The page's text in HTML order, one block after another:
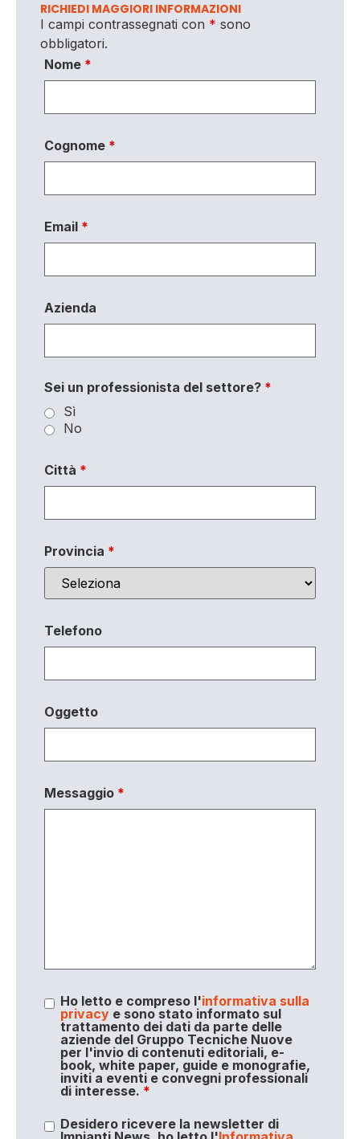
RICHIEDI MAGGIORI INFORMAZIONI
I campi contrassegnati con * sono
obbligatori.
Nome *
Cognome *
Email *
Azienda
Sei un professionista del settore? *
Sì
No
Città *
Provincia *
Telefono
Oggetto
Messaggio *
Ho letto e compreso l'informativa sulla
privacye sono stato informato sul
trattamento dei dati da parte delle
aziende del Gruppo Tecniche Nuove
per l'invio di contenuti editoriali, e-
book, white paper, guide e monografie,
inviti a eventi e convegni professionali
di interesse. *
Desidero ricevere la newsletter di